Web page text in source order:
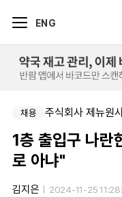
ENG
채용
1층 출입구 나
로 아냐"
김지은 2024-11-25